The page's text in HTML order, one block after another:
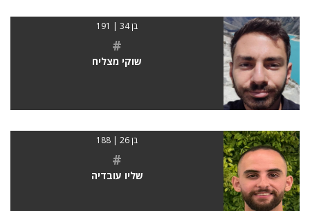
בן 34 | 191
#
שוקי מצליח
בן 26 | 188
#
שליו עובדיה